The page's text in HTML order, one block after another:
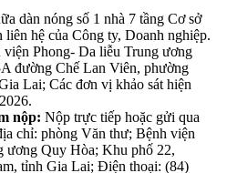
dàn nóng số 1 nhà 7 tầng Cơ sở
hệ của Công ty, Doanh nghiệp.
viện Phong- Da liễu Trung ương
đường Chế Lan Viên, phường
Lai; Các đơn vị khảo sát hiện
nộp: Nộp trực tiếp hoặc gửi qua
chỉ: phòng Văn thư; Bệnh viện
ương Quy Hòa; Khu phố 22,
tỉnh Gia Lai; Điện thoại: (84)